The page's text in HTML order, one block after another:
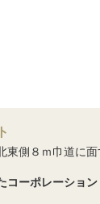
東側８ｍ巾道に
コーポレーシ